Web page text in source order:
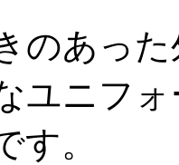
のあっ
ユニフ
す。